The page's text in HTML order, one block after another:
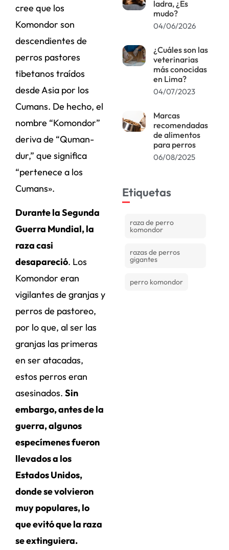
cree que los
Komondor son
descendientes de
perros pastores
tibetanos traídos
desde Asia por los
Cumans. De hecho, el
nombre “Komondor”
deriva de “Quman-
dur,” que significa
“pertenece a los
Cumans».
Durante la Segunda
Guerra Mundial, la
raza casi
desapareció. Los
Komondor eran
vigilantes de granjas y
perros de pastoreo,
por lo que, al ser las
granjas las primeras
en ser atacadas,
estos perros eran
asesinados. Sin
embargo, antes de la
guerra, algunos
especímenes fueron
llevados a los
Estados Unidos,
donde se volvieron
muy populares, lo
que evitó que la raza
se extinguiera.
ladra, ¿Es
mudo?
04/06/2026
¿Cuáles son las
veterinarias
más conocidas
en Lima?
04/07/2023
Marcas
recomendadas
de alimentos
para perros
06/08/2025
Etiquetas
raza de perro
komondor
razas de perros
gigantes
perro komondor